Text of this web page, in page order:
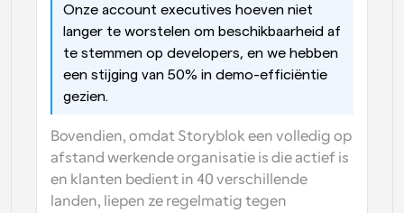
Onze account executives hoeven niet
langer te worstelen om beschikbaarheid af
te stemmen op developers, en we hebben
een stijging van 50% in demo-efficiëntie
gezien.
Bovendien, omdat Storyblok een volledig op
afstand werkende organisatie is die actief is
en klanten bedient in 40 verschillende
landen, liepen ze regelmatig tegen